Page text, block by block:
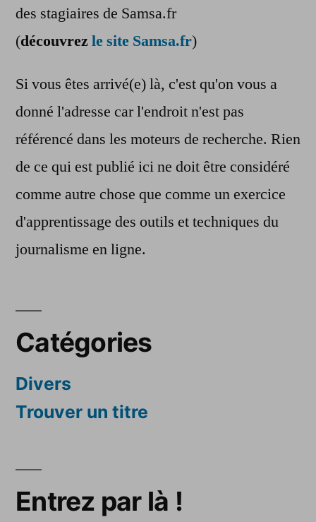
des stagiaires de Samsa.fr
(découvrezle site Samsa.fr)
Si vous êtes arrivé(e) là, c'est qu'on vous a
donné l'adresse car l'endroit n'est pas
référencé dans les moteurs de recherche. Rien
de ce qui est publié ici ne doit être considéré
comme autre chose que comme un exercice
d'apprentissage des outils et techniques du
journalisme en ligne.
Catégories
Divers
Trouver un titre
Entrez par là !